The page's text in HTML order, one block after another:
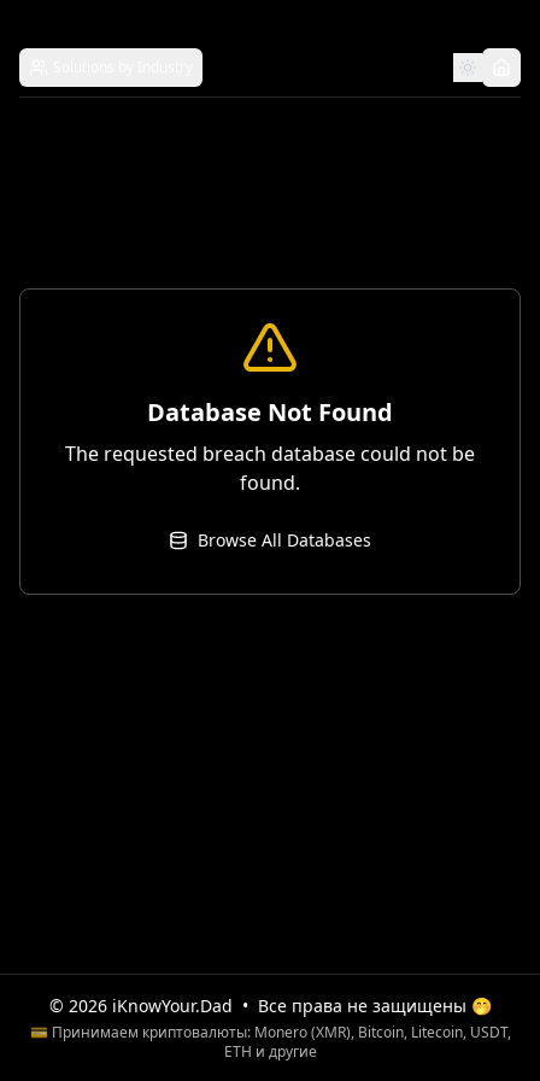
Database Not Found
The requested breach database could not be
found.
Browse All Databases
© 2026 iKnowYour.Dad • Все права не защищены 🤭
💳 Принимаем криптовалюты: Monero (XMR), Bitcoin, Litecoin, USDT,
ETH и другие